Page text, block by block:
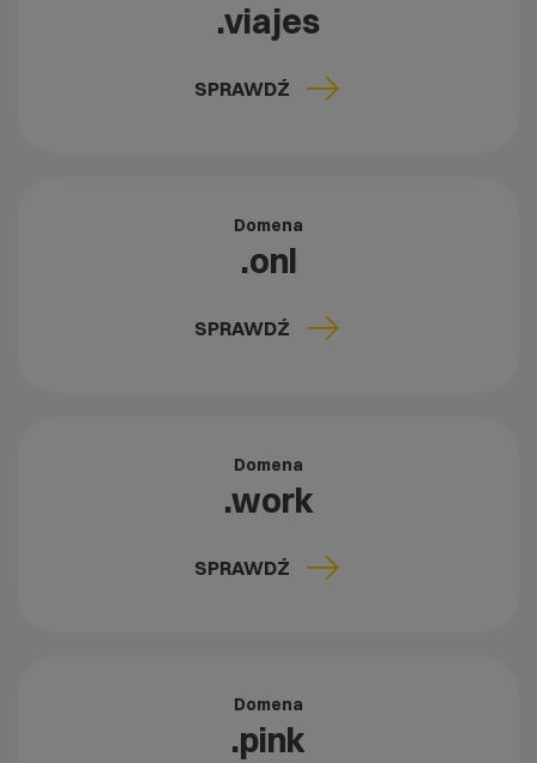
.viajes
SPRAWDŹ
Domena
.onl
SPRAWDŹ
Domena
.work
SPRAWDŹ
Domena
.pink